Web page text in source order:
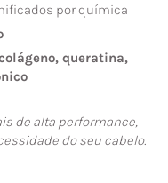
por química
queratina,
de alta performance,
do seu cabelo.